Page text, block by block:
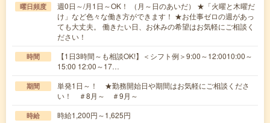
曜日頻度
週0日～/月1日～OK！ （月～日のあいだ） ★「火曜と木曜だ
け」など色々な働き方ができます！ ★お仕事ゼロの週があっ
ても大丈夫。 働きたい日、お休みの希望はお気軽にご相談く
ださい！
時間
【1日3時間～も相談OK!】＜シフト例＞9:00～12:0010:00～
15:00 12:00～17…
期間
単発1日～！ ★勤務開始日や期間はお気軽にご相談くださ
い！ ＃8月～ ＃9月～
時給 時給1,200円～1,625円